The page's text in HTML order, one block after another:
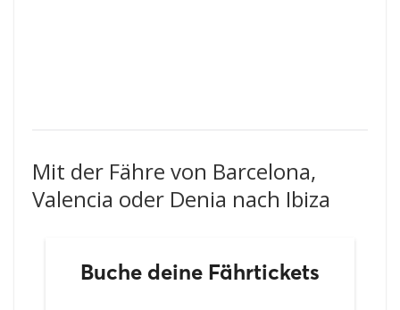
Mit der Fähre von Barcelona,
Valencia oder Denia nach Ibiza